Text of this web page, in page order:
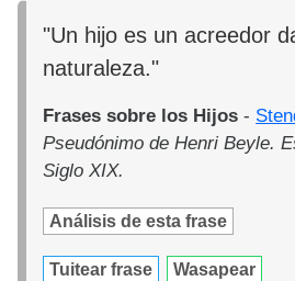
"Un hijo es un acreedor
naturaleza."
Frases sobre los Hijos -
Pseudónimo de Henri Beyle.
Siglo XIX.
Análisis de esta frase
Tuitear frase Wasapear